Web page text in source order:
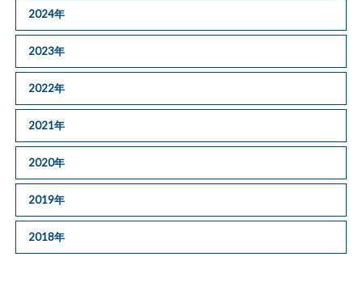
2024年
2023年
2022年
2021年
2020年
2019年
2018年